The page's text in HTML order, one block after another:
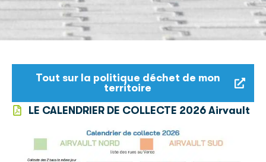
Tout sur la politique déchet de mon
territoire
LE CALENDRIER DE COLLECTE 2026 Airvault